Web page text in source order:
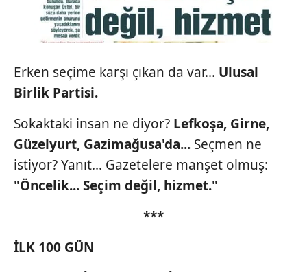
Erken seçime karşı çıkan da var... Ulusal
Birlik Partisi.
Sokaktaki insan ne diyor? Lefkoşa, Girne,
Güzelyurt, Gazimağusa'da... Seçmen ne
istiyor? Yanıt... Gazetelere manşet olmuş:
"Öncelik... Seçim değil, hizmet."
***
İLK 100 GÜN